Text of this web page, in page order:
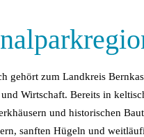
gehört zum Landkreis
Wirtschaft. Bereits in
und historischen
sanften Hügeln und